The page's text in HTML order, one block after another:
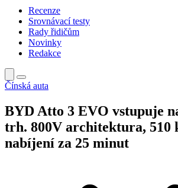
Recenze
Srovnávací testy
Rady řidičům
Novinky
Redakce
Čínská auta
BYD Atto 3 EVO vstupuje
trh. 800V architektura, 510
nabíjení za 25 minut